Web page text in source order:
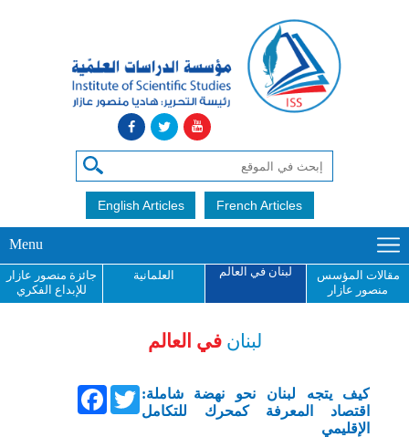
English Articles French Articles
Menu
مقالات المؤسس
منصور عازار
لبنان في العالم العلمانية
جائزة منصور عازار
للإبداع الفكري
لبنان في العالم
FacebookTwitter كيف يتجه لبنان نحو نهضة شاملة:
اقتصاد المعرفة كمحرك للتكامل
الإقليمي